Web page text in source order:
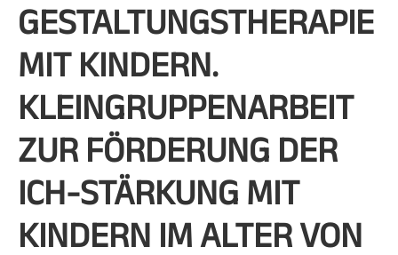
GESTALTUNGSTHERAPIE
MIT KINDERN.
KLEINGRUPPENARBEIT
ZUR FÖRDERUNG DER
ICH-STÄRKUNG MIT
KINDERN IM ALTER VON